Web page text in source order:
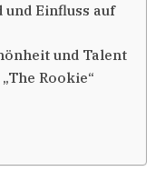
Einfluss auf
und Talent
Rookie“